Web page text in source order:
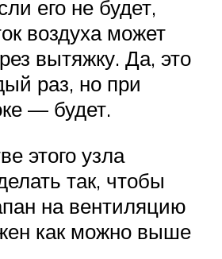
его не будет,
воздуха может
вытяжку. Да, это
раз, но при
— будет.
этого узла
так, чтобы
на вентиляцию
как можно выше